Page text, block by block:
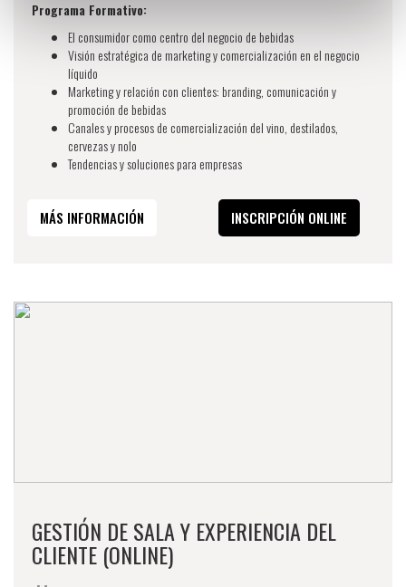
Programa Formativo:
El consumidor como centro del negocio de bebidas
Visión estratégica de marketing y comercialización en el negocio
líquido
Marketing y relación con clientes: branding, comunicación y
promoción de bebidas
Canales y procesos de comercialización del vino, destilados,
cervezas y nolo
Tendencias y soluciones para empresas
MÁS INFORMACIÓN INSCRIPCIÓN ONLINE
GESTIÓN DE SALA Y EXPERIENCIA DEL
CLIENTE (ONLINE)